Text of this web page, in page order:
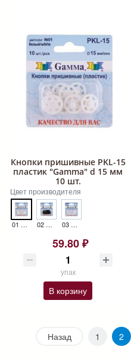
Кнопки пришивные PKL-15
пластик "Gamma" d 15 мм
10 шт.
Цвет производителя
01 БЕЛЫЙ PKL-15 02 ЧЕРНЫЙ PKL-15 03 ПРОЗРАЧНЫЙ PKL-15
59.80 ₽
упак
В корзину
Назад 1 2